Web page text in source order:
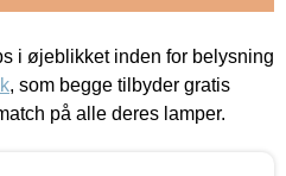
i øjeblikket inden for belysning
, som begge tilbyder gratis
på alle deres lamper.